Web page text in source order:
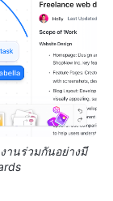
านร่วมกันอย่างมี